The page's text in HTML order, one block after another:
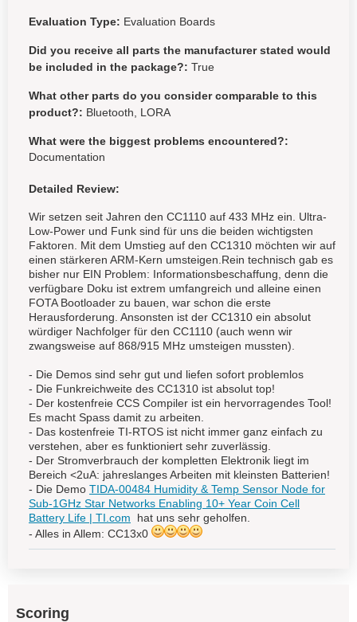
Evaluation Type: Evaluation Boards
Did you receive all parts the manufacturer stated would
be included in the package?: True
What other parts do you consider comparable to this
product?: Bluetooth, LORA
What were the biggest problems encountered?:
Documentation
Detailed Review:
Wir setzen seit Jahren den CC1110 auf 433 MHz ein. Ultra-
Low-Power und Funk sind für uns die beiden wichtigsten
Faktoren. Mit dem Umstieg auf den CC1310 möchten wir auf
einen stärkeren ARM-Kern umsteigen.Rein technisch gab es
bisher nur EIN Problem: Informationsbeschaffung, denn die
verfügbare Doku ist extrem umfangreich und alleine einen
FOTA Bootloader zu bauen, war schon die erste
Herausforderung. Ansonsten ist der CC1310 ein absolut
würdiger Nachfolger für den CC1110 (auch wenn wir
zwangsweise auf 868/915 MHz umsteigen mussten).
- Die Demos sind sehr gut und liefen sofort problemlos
- Die Funkreichweite des CC1310 ist absolut top!
- Der kostenfreie CCS Compiler ist ein hervorragendes Tool!
Es macht Spass damit zu arbeiten.
- Das kostenfreie TI-RTOS ist nicht immer ganz einfach zu
verstehen, aber es funktioniert sehr zuverlässig.
- Der Stromverbrauch der kompletten Elektronik liegt im
Bereich <2uA: jahreslanges Arbeiten mit kleinsten Batterien!
- Die Demo TIDA-00484 Humidity & Temp Sensor Node for
Sub-1GHz Star Networks Enabling 10+ Year Coin Cell
Battery Life | TI.com hat uns sehr geholfen.
- Alles in Allem: CC13x0
Scoring